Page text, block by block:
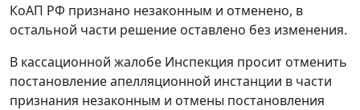
КоАП РФ признано незаконным и отменено, в
остальной части решение оставлено без изменения.
В кассационной жалобе Инспекция просит отменить
постановление апелляционной инстанции в части
признания незаконным и отмены постановления